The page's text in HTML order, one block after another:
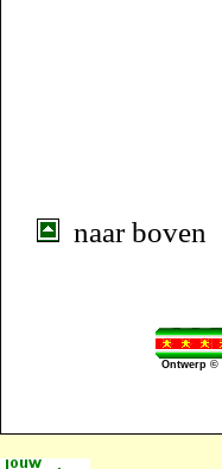
naar boven
Ontwerp ©